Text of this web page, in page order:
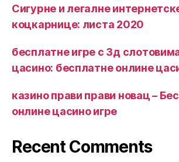
Сигурне и легалне
коцкарнице: листа 2020
бесплатне игре с 3д
цасино: бесплатне онлине
казино прави прави новац –
онлине цасино игре
Recent Comments